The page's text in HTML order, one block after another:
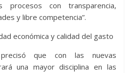
procesos con transparencia,
y libre competencia”.
económica y calidad del gasto
que con las nuevas
una mayor disciplina en las